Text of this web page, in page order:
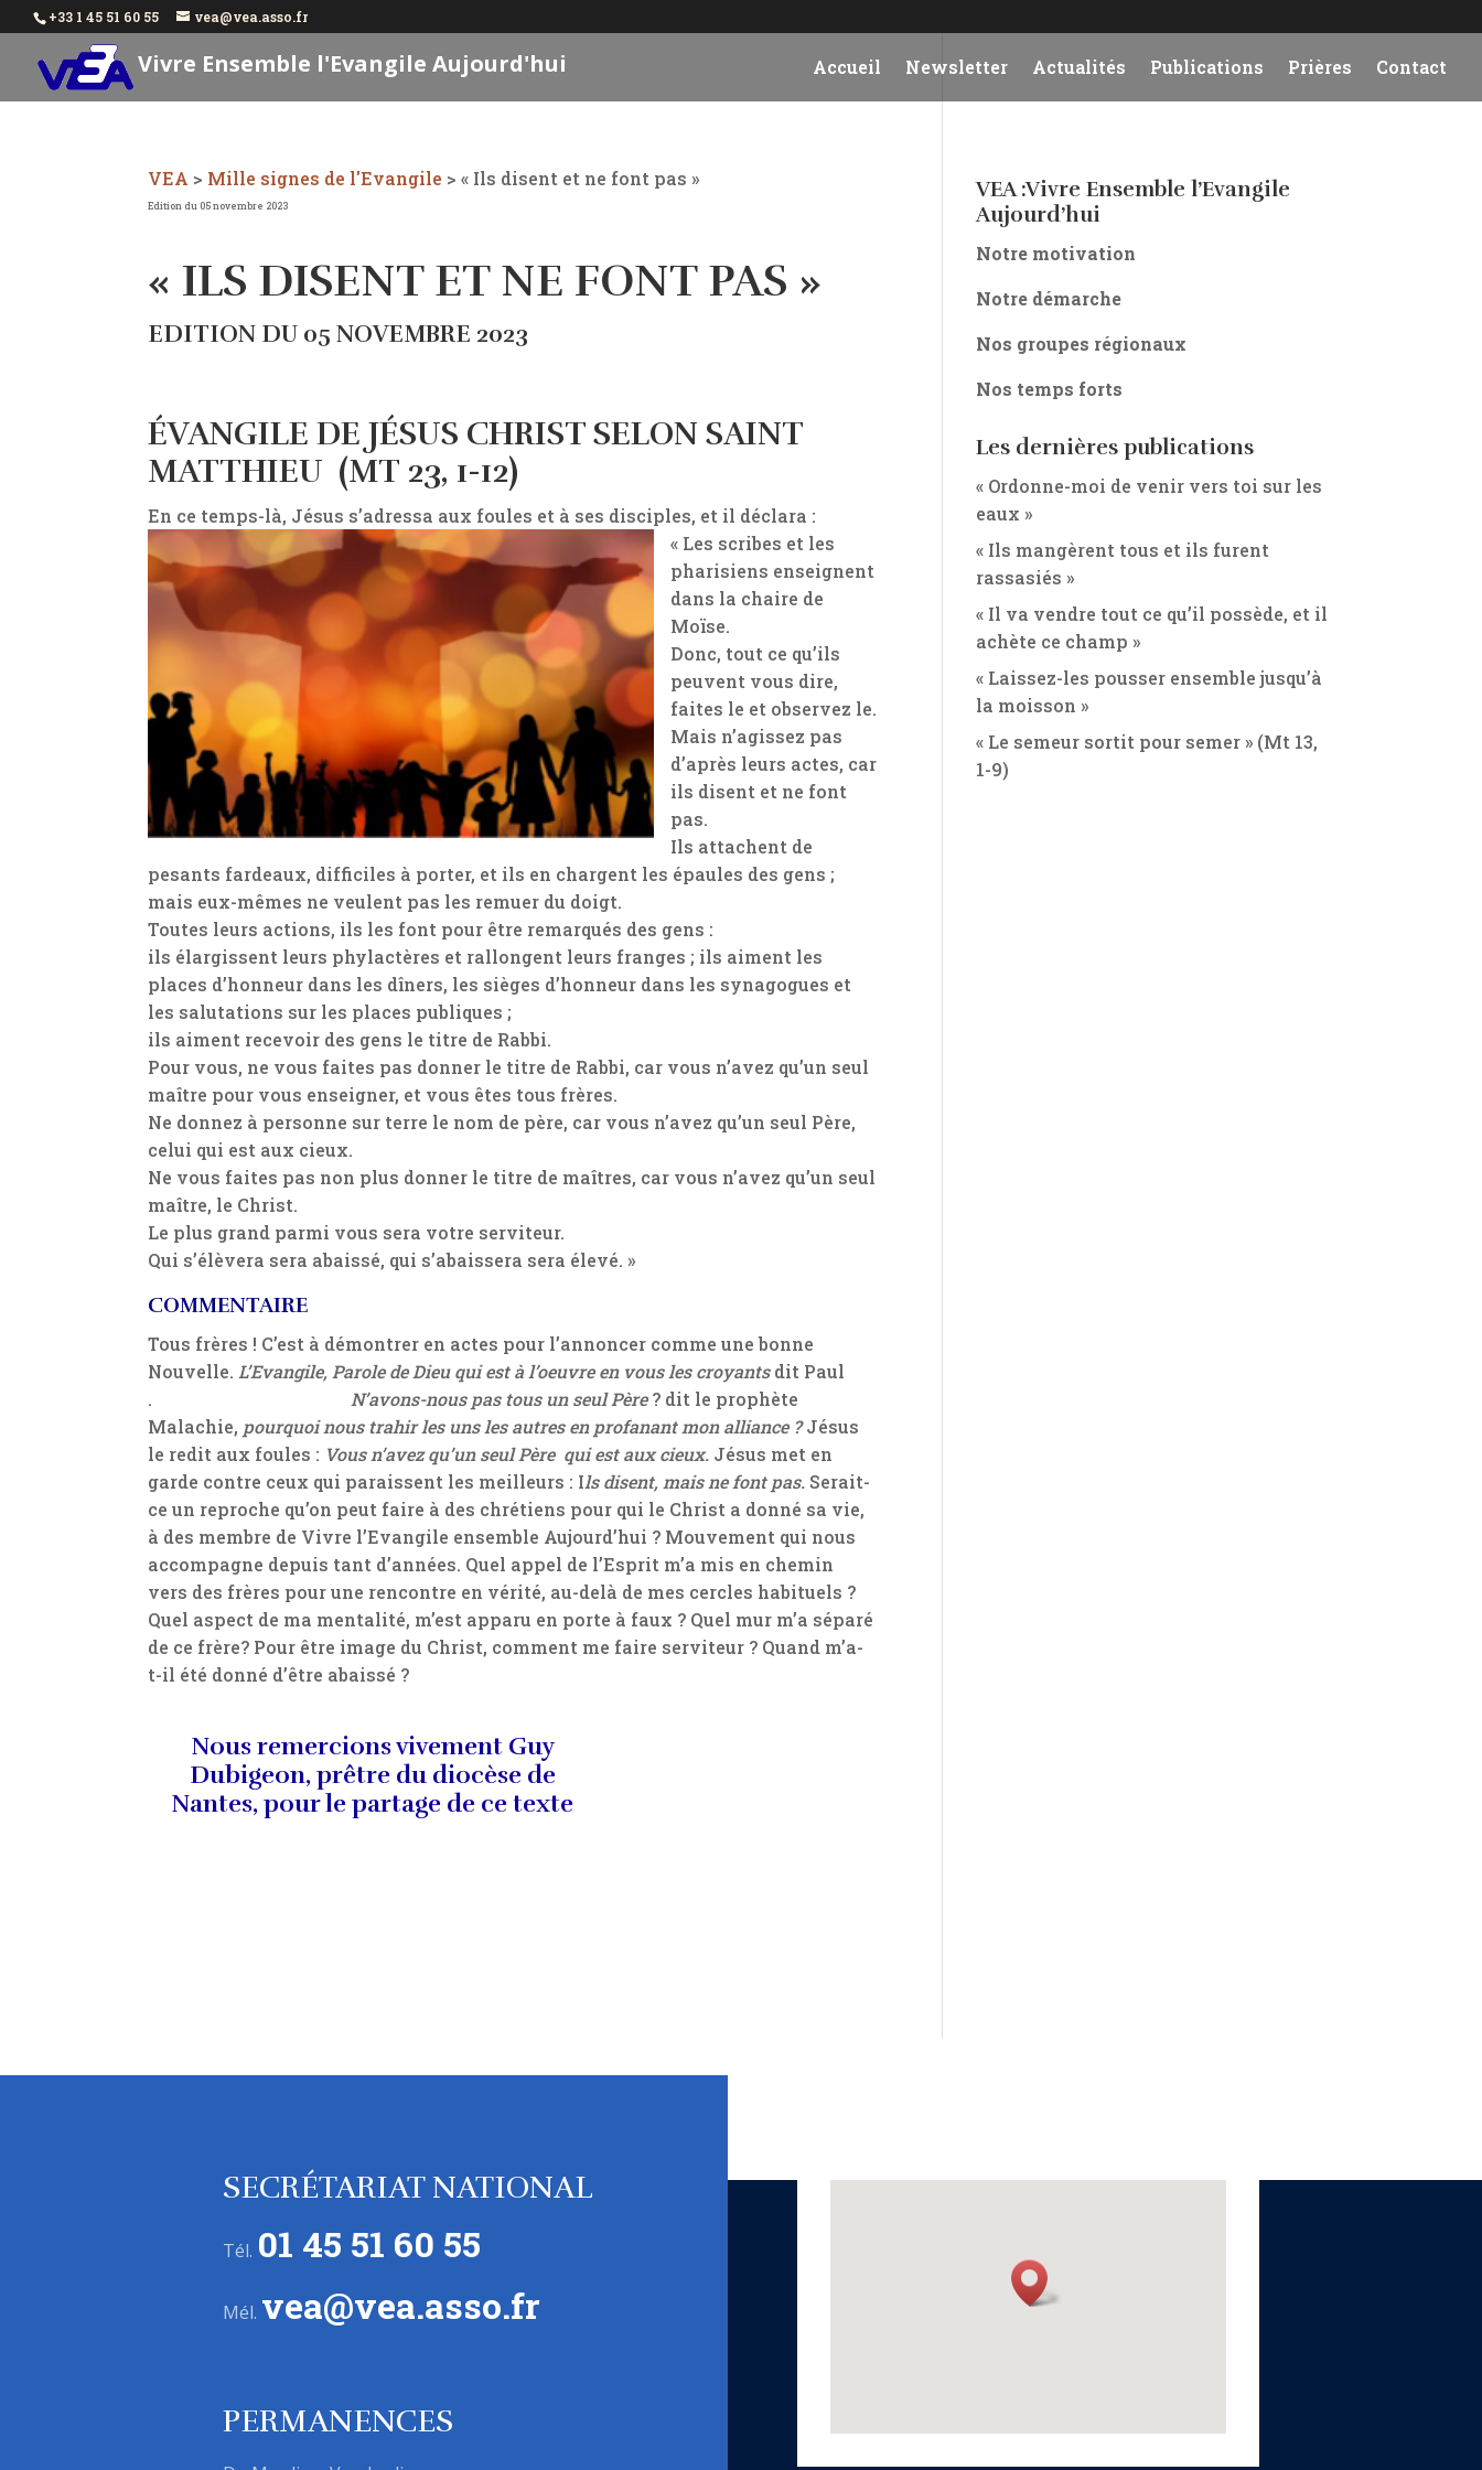
+33 1 45 51 60 55 vea@vea.asso.fr
Vivre Ensemble l'Evangile Aujourd'hui Accueil Newsletter Actualités Publications Prières Contact
VEA > Mille signes de l'Evangile >« Ils disent et ne font pas »
Edition du 05 novembre 2023
« ILS DISENT ET NE FONT PAS »
EDITION DU 05 NOVEMBRE 2023
ÉVANGILE DE JÉSUS CHRIST SELON SAINT
MATTHIEU (MT 23, 1-12)
En ce temps-là, Jésus s’adressa aux foules et à ses disciples, et il déclara :
« Les scribes et les
pharisiens enseignent
dans la chaire de
Moïse.
Donc, tout ce qu’ils
peuvent vous dire,
faites le et observez le.
Mais n’agissez pas
d’après leurs actes, car
ils disent et ne font
pas.
Ils attachent de
pesants fardeaux, difficiles à porter, et ils en chargent les épaules des gens ;
mais eux-mêmes ne veulent pas les remuer du doigt.
Toutes leurs actions, ils les font pour être remarqués des gens :
ils élargissent leurs phylactères et rallongent leurs franges ; ils aiment les
places d’honneur dans les dîners, les sièges d’honneur dans les synagogues et
les salutations sur les places publiques ;
ils aiment recevoir des gens le titre de Rabbi.
Pour vous, ne vous faites pas donner le titre de Rabbi, car vous n’avez qu’un seul
maître pour vous enseigner, et vous êtes tous frères.
Ne donnez à personne sur terre le nom de père, car vous n’avez qu’un seul Père,
celui qui est aux cieux.
Ne vous faites pas non plus donner le titre de maîtres, car vous n’avez qu’un seul
maître, le Christ.
Le plus grand parmi vous sera votre serviteur.
Qui s’élèvera sera abaissé, qui s’abaissera sera élevé. »
COMMENTAIRE
Tous frères ! C’est à démontrer en actes pour l’annoncer comme une bonne
Nouvelle. L’Evangile, Parole de Dieu qui est à l’oeuvre en vous les croyantsdit Paul
. N’avons-nous pas tous un seul Père? dit le prophète
Malachie, pourquoi nous trahir les uns les autres en profanant mon alliance ?Jésus
le redit aux foules : Vous n’avez qu’un seul Père qui est aux cieux. Jésus met en
garde contre ceux qui paraissent les meilleurs : Ils disent, mais ne font pas. Serait-
ce un reproche qu’on peut faire à des chrétiens pour qui le Christ a donné sa vie,
à des membre de Vivre l’Evangile ensemble Aujourd’hui ? Mouvement qui nous
accompagne depuis tant d’années. Quel appel de l’Esprit m’a mis en chemin
vers des frères pour une rencontre en vérité, au-delà de mes cercles habituels ?
Quel aspect de ma mentalité, m’est apparu en porte à faux ? Quel mur m’a séparé
de ce frère? Pour être image du Christ, comment me faire serviteur ? Quand m’a-
t-il été donné d’être abaissé ?
Nous remercions vivement Guy
Dubigeon, prêtre du diocèse de
Nantes, pour le partage de ce texte
VEA :Vivre Ensemble l’Evangile
Aujourd’hui
Notre motivation
Notre démarche
Nos groupes régionaux
Nos temps forts
Les dernières publications
« Ordonne-moi de venir vers toi sur les
eaux »
« Ils mangèrent tous et ils furent
rassasiés »
« Il va vendre tout ce qu’il possède, et il
achète ce champ »
« Laissez-les pousser ensemble jusqu’à
la moisson »
« Le semeur sortit pour semer » (Mt 13,
1-9)
SECRÉTARIAT NATIONAL
Tél. 01 45 51 60 55
Mél. vea@vea.asso.fr
PERMANENCES